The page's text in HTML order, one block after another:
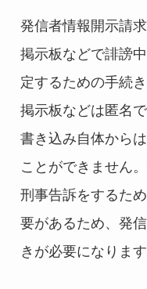
発信者情報開示請
掲示板などで誹謗
定するための手続
掲示板などは匿名
書き込み自体から
ことができません
刑事告訴をするた
要があるため、発
きが必要になります